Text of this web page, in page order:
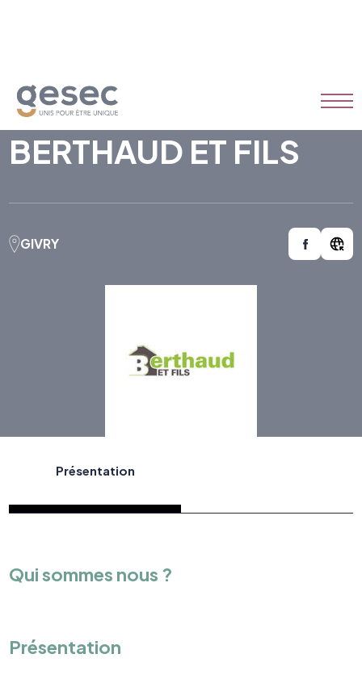
BERTHAUD ET FILS
GIVRY
Présentation
Qui sommes nous ?
Présentation